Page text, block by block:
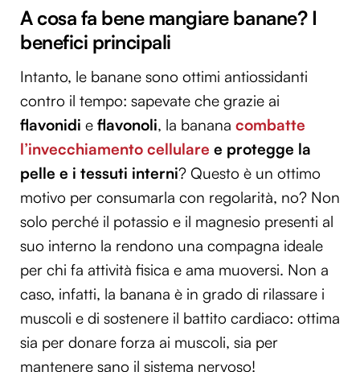
A cosa fa bene mangiare banane? I
benefici principali
Intanto, le banane sono ottimi antiossidanti
contro il tempo: sapevate che grazie ai
flavonidi e flavonoli, la banana combatte
l’invecchiamento cellulare e protegge la
pelle e i tessuti interni? Questo è un ottimo
motivo per consumarla con regolarità, no? Non
solo perché il potassio e il magnesio presenti al
suo interno la rendono una compagna ideale
per chi fa attività fisica e ama muoversi. Non a
caso, infatti, la banana è in grado di rilassare i
muscoli e di sostenere il battito cardiaco: ottima
sia per donare forza ai muscoli, sia per
mantenere sano il sistema nervoso!